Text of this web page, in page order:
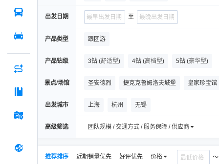
出发日期 至
产品类型 跟团游
产品钻级 3钻 (舒适型) 4钻 (高档型) 5钻 (豪华型)
景点/场馆 圣安德烈 捷克克鲁姆洛夫城堡 皇家珍宝馆
米拉贝尔宫殿和花园
出发城市 上海 杭州 无锡
高级筛选 团队规模 / 交通方式 / 服务保障 / 供应商
推荐排序 近期销量优先 好评优先 价格